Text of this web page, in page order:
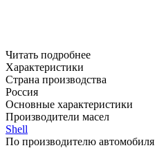
Читать подробнее
Характеристики
Страна производства
Россия
Основные характеристики
Производители масел
Shell
По производителю автомобиля